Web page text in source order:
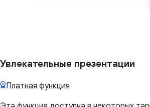
Увлекательные презентации
Платная функция